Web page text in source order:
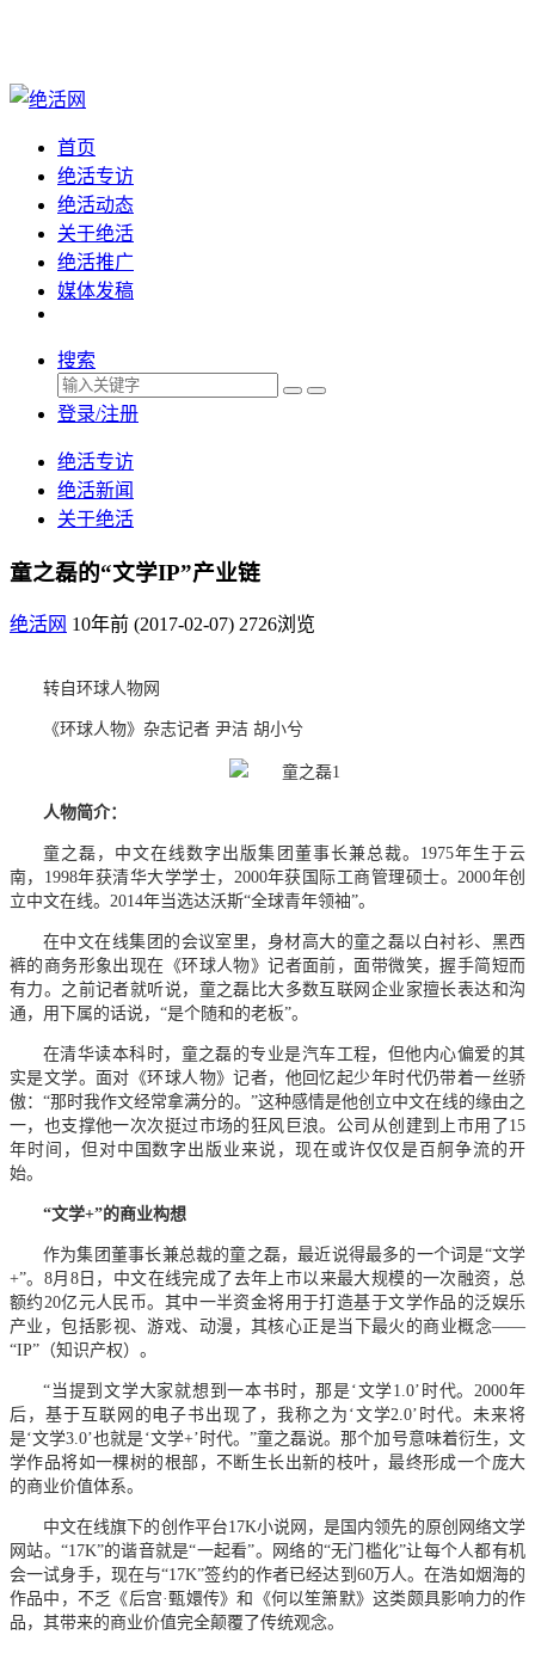
首页
绝活专访
绝活动态
关于绝活
绝活推广
媒体发稿
搜索
登录/注册
绝活专访
绝活新闻
关于绝活
童之磊的“文学IP”产业链
绝活网 10年前 (2017-02-07) 2726浏览
转自环球人物网
《环球人物》杂志记者 尹洁 胡小兮
人物简介：
童之磊，中文在线数字出版集团董事长兼总裁。1975年生于云
南，1998年获清华大学学士，2000年获国际工商管理硕士。2000年创
立中文在线。2014年当选达沃斯“全球青年领袖”。
在中文在线集团的会议室里，身材高大的童之磊以白衬衫、黑西
裤的商务形象出现在《环球人物》记者面前，面带微笑，握手简短而
有力。之前记者就听说，童之磊比大多数互联网企业家擅长表达和沟
通，用下属的话说，“是个随和的老板”。
在清华读本科时，童之磊的专业是汽车工程，但他内心偏爱的其
实是文学。面对《环球人物》记者，他回忆起少年时代仍带着一丝骄
傲：“那时我作文经常拿满分的。”这种感情是他创立中文在线的缘由之
一，也支撑他一次次挺过市场的狂风巨浪。公司从创建到上市用了15
年时间，但对中国数字出版业来说，现在或许仅仅是百舸争流的开
始。
“文学+”的商业构想
作为集团董事长兼总裁的童之磊，最近说得最多的一个词是“文学
+”。8月8日，中文在线完成了去年上市以来最大规模的一次融资，总
额约20亿元人民币。其中一半资金将用于打造基于文学作品的泛娱乐
产业，包括影视、游戏、动漫，其核心正是当下最火的商业概念——
“IP”（知识产权）。
“当提到文学大家就想到一本书时，那是‘文学1.0’时代。2000年
后，基于互联网的电子书出现了，我称之为‘文学2.0’时代。未来将
是‘文学3.0’也就是‘文学+’时代。”童之磊说。那个加号意味着衍生，文
学作品将如一棵树的根部，不断生长出新的枝叶，最终形成一个庞大
的商业价值体系。
中文在线旗下的创作平台17K小说网，是国内领先的原创网络文学
网站。“17K”的谐音就是“一起看”。网络的“无门槛化”让每个人都有机
会一试身手，现在与“17K”签约的作者已经达到60万人。在浩如烟海的
作品中，不乏《后宫·甄嬛传》和《何以笙箫默》这类颇具影响力的作
品，其带来的商业价值完全颠覆了传统观念。